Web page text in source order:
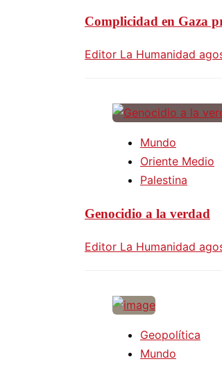
Complicidad en Gaza
Editor La Humanidad
Mundo
Oriente Medio
Palestina
Genocidio a la verdad
Editor La Humanidad
Geopolítica
Mundo